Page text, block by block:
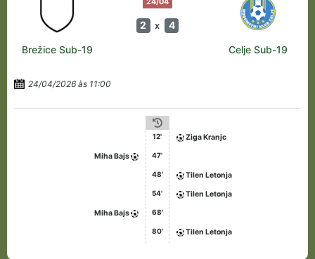
2 x 4
Brežice Sub-19 Celje Sub-19
24/04/2026 às 11:00
12' Ziga Kranjc
Miha Bajs 47'
48' Tilen Letonja
54' Tilen Letonja
Miha Bajs 68'
80' Tilen Letonja